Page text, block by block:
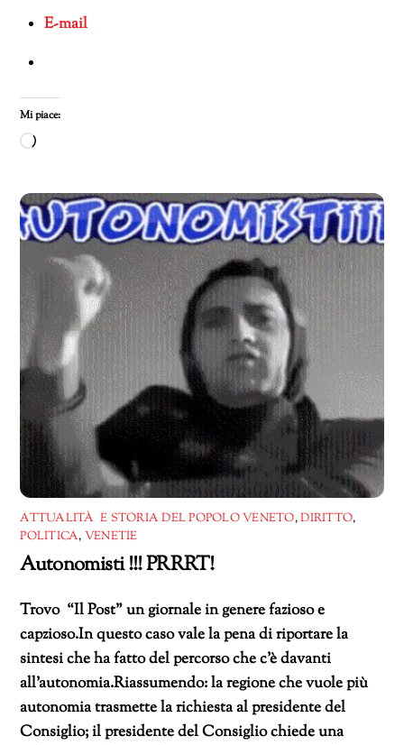
E-mail
Mi piace:
Caricamento
corso…
ATTUALITÀ E STORIA DEL POPOLO VENETO,DIRITTO,
POLITICA, VENETIE
Autonomisti !!! PRRRT!
Trovo “Il Post” un giornale in genere fazioso e
capzioso.In questo caso vale la pena di riportare la
sintesi che ha fatto del percorso che c’è davanti
all’autonomia.Riassumendo: la regione che vuole più
autonomia trasmette la richiesta al presidente del
Consiglio; il presidente del Consiglio chiede una